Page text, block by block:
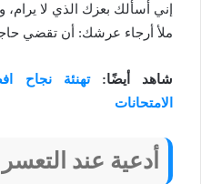
إني أسألك بعزك الذي لا
ملأ أرجاء عرشك: أن تقضي
شاهد أيضًا:تهنئة نجاح
الامتحانات
أدعية عند